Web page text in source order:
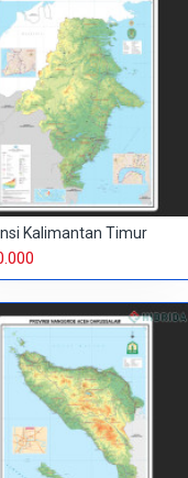
Kalimantan Timur